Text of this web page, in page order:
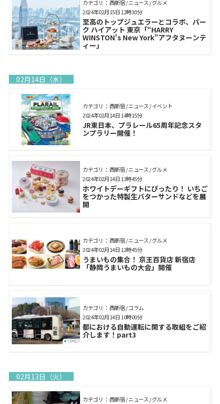
カテゴリ： 西新宿 / ニュース / グルメ
至高のトップジュエラーとコラボ、パー
ク ハイアット 東京「“HARRY
WINSTON’s New York”アフタヌーンテ
ィー」
2024年02月15日 12時30分
02月14日（水）
カテゴリ： 西新宿 / ニュース / イベント
JR東日本、プラレール65周年記念スタ
ンプラリー開催！
2024年02月14日 14時15分
カテゴリ： 西新宿 / ニュース / グルメ
ホワイトデーギフトにぴったり！ いちご
をつかった特製生バターサンドなどを展
開
2024年02月14日 13時45分
カテゴリ： 西新宿 / ニュース / グルメ
うまいもの集合！ 京王百貨店 新宿店
「静岡うまいもの大会」開催
2024年02月14日 12時45分
カテゴリ： 西新宿 / コラム
都における自動運転に関する取組をご紹
介します！part3
2024年02月14日 10時00分
02月13日（火）
カテゴリ： 西新宿 / ニュース / グルメ